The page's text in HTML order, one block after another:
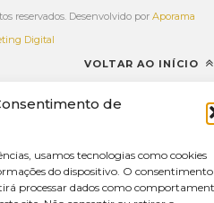
de
usamos tecnologias como cookies
do dispositivo. O consentimento
processar dados como
reservados. Desenvolvido por Aporama
Digital
VOLTAR AO INÍCIO